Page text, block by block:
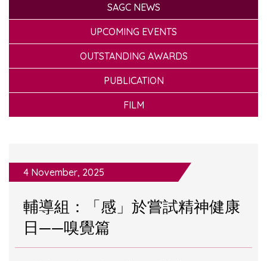
SAGC NEWS
UPCOMING EVENTS
OUTSTANDING AWARDS
PUBLICATION
FILM
4 November, 2025
輔導組：「感」於嘗試精神健康
日——嗅覺篇